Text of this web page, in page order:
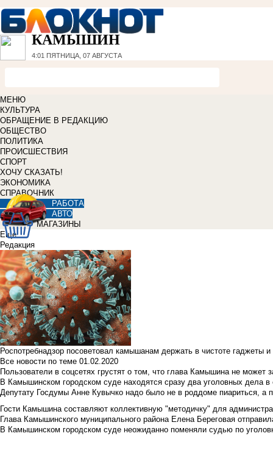
КАМЫШИН
4:01 ПЯТНИЦА, 07 АВГУСТА
МЕНЮ
КУЛЬТУРА
ОБРАЩЕНИЕ В РЕДАКЦИЮ
ОБЩЕСТВО
ПОЛИТИКА
ПРОИСШЕСТВИЯ
СПОРТ
ХОЧУ СКАЗАТЬ!
ЭКОНОМИКА
СПРАВОЧНИК
РАБОТА
АВТО
МАГАЗИНЫ
Еще
Редакция
Роспотребнадзор посоветовал камышанам держать в чистоте гаджеты
Все новости по теме 01.02.2020
Пользователи в соцсетях грустят о том, что глава Камышина не может
В Камышинском городском суде находятся сразу два уголовных дела
Депутату Госдумы Анне Кувычко надо было не в роддоме пиариться, а
Гости Камышина составляют коллективную "методичку" для
Глава Камышинского муниципального района Елена Береговая
В Камышинском городском суде неожиданно поменяли судью по